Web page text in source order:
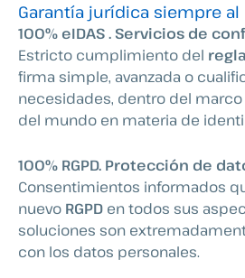
Garantía jurídica siempre al
100% eIDAS . Servicios de
Estricto cumplimiento del
firma simple, avanzada o
necesidades, dentro del
del mundo en materia de
100% RGPD. Protección de
Consentimientos informados
nuevo RGPD en todos sus
soluciones son
con los datos personales.